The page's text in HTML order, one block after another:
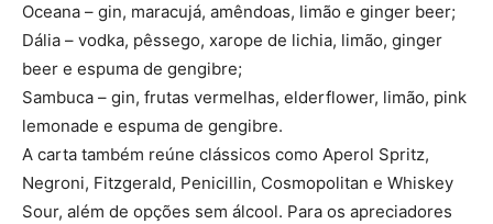
Oceana – gin, maracujá, amêndoas, limão e ginger beer;
Dália – vodka, pêssego, xarope de lichia, limão, ginger
beer e espuma de gengibre;
Sambuca – gin, frutas vermelhas, elderflower, limão, pink
lemonade e espuma de gengibre.
A carta também reúne clássicos como Aperol Spritz,
Negroni, Fitzgerald, Penicillin, Cosmopolitan e Whiskey
Sour, além de opções sem álcool. Para os apreciadores